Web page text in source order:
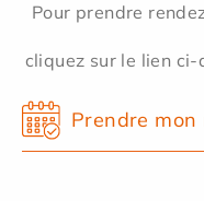
Pour prendre
cliquez sur le lien
Prendre mon